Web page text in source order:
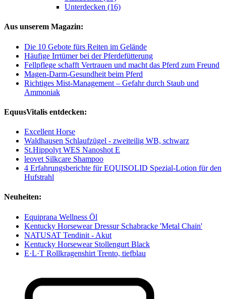
Unterdecken (16)
Aus unserem Magazin:
Die 10 Gebote fürs Reiten im Gelände
Häufige Irrtümer bei der Pferdefütterung
Fellpflege schafft Vertrauen und macht das Pferd zum Freund
Magen-Darm-Gesundheit beim Pferd
Richtiges Mist-Management – Gefahr durch Staub und
Ammoniak
EquusVitalis entdecken:
Excellent Horse
Waldhausen Schlaufzügel - zweiteilig WB, schwarz
St.Hippolyt WES Nanoshot E
leovet Silkcare Shampoo
4 Erfahrungsberichte für EQUISOLID Spezial-Lotion für den
Hufstrahl
Neuheiten:
Equiprana Wellness Öl
Kentucky Horsewear Dressur Schabracke 'Metal Chain'
NATUSAT Tendinit - Akut
Kentucky Horsewear Stollengurt Black
E·L·T Rollkragenshirt Trento, tiefblau